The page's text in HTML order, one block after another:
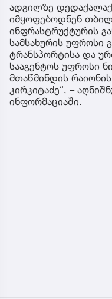
ადგილზე
იმყოფებოდნენ
ინფრასტრუქტურის
სამსახურის უფროსი
ტრანსპორტისა და
სააგენტოს უფროსი
მთაწმინდის
კირკიტაძე“, –
ინფორმაციაში.